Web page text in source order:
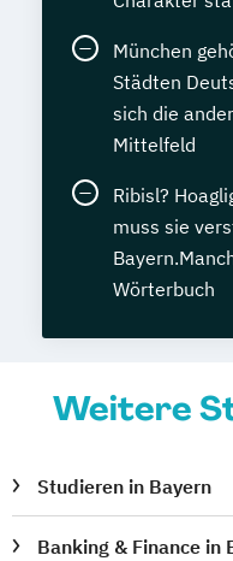
München
Städten
sich die
Mittelfeld
Ribisl?
muss sie
Wörterbuch
Weitere
Studieren in Bayern
Banking & Finance in